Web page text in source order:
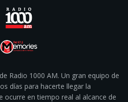
Radio 1000 AM. Un gran equipo de
días para hacerte llegar la
en tiempo real al alcance de